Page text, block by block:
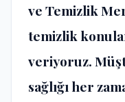
ve Temizlik
temizlik
veriyoruz.
sağlığı her